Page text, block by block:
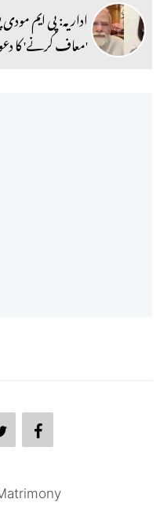
اداریہ: پی ایم
'معاف کرنے' کا